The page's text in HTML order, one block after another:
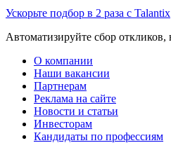
Ускорьте подбор в 2 раза с Talantix
Автоматизируйте сбор откликов,
О компании
Наши вакансии
Партнерам
Реклама на сайте
Новости и статьи
Инвесторам
Кандидаты по профессиям